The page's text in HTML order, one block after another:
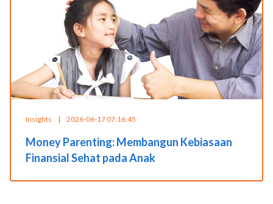
Insights | 2026-06-17 07:16:45
Money Parenting: Membangun Kebiasaan
Finansial Sehat pada Anak